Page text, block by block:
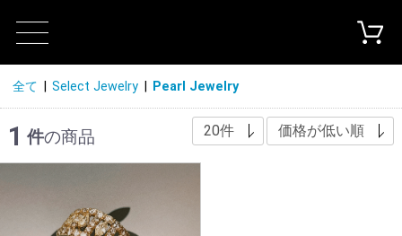
全て Select Jewelry Pearl Jewelry
1 件の商品